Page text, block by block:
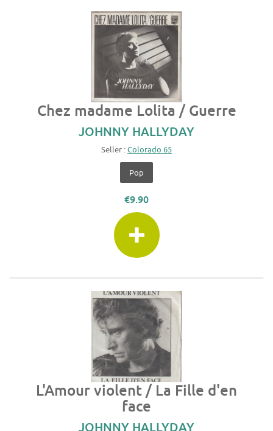
Chez madame Lolita / Guerre
JOHNNY HALLYDAY
Seller :Colorado 65
Pop
€9.90
L'Amour violent / La Fille d'en
face
JOHNNY HALLYDAY